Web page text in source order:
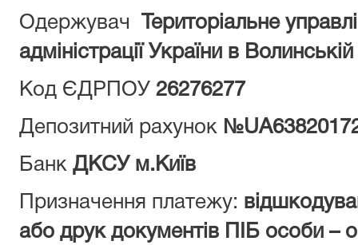
Одержувач
Територіальне
адміністрації України в
Код ЄДРПОУ 26276277
Депозитний рахунок №UA
Банк ДКСУ м.Київ
Призначення платежу:
або друк документів ПІБ особи –